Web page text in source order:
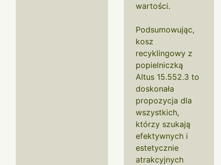
wartości.
Podsumowując,
kosz
recyklingowy z
popielniczką
Altus 15.552.3 to
doskonała
propozycja dla
wszystkich,
którzy szukają
efektywnych i
estetycznie
atrakcyjnych